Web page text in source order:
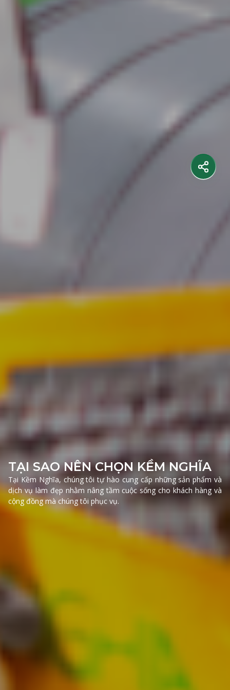
TẠI SAO NÊN CHỌN KỀM NGHĨA
Tại Kềm Nghĩa, chúng tôi tự hào cung cấp những sản phẩm và
dịch vụ làm đẹp nhằm nâng tầm cuộc sống cho khách hàng và
cộng đồng mà chúng tôi phục vụ.